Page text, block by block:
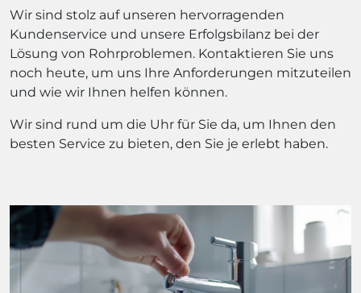
Wir sind stolz auf unseren hervorragenden
Kundenservice und unsere Erfolgsbilanz bei der
Lösung von Rohrproblemen. Kontaktieren Sie uns
noch heute, um uns Ihre Anforderungen mitzuteilen
und wie wir Ihnen helfen können.
Wir sind rund um die Uhr für Sie da, um Ihnen den
besten Service zu bieten, den Sie je erlebt haben.